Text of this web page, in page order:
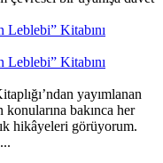
Leblebi” Kitabını
Leblebi” Kitabını
yayımlanan
konularına bakınca her
hikâyeleri görüyorum.